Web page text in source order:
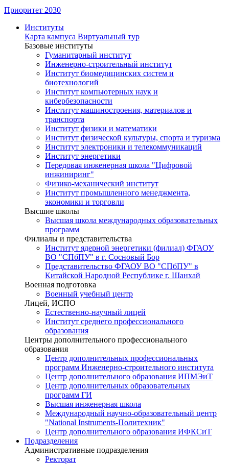
Приоритет 2030
Институты
Карта кампуса Виртуальный тур
Базовые институты
Гуманитарный институт
Инженерно-строительный институт
Институт биомедицинских систем и
биотехнологий
Институт компьютерных наук и
кибербезопасности
Институт машиностроения, материалов и
транспорта
Институт физики и математики
Институт физической культуры, спорта и туризма
Институт электроники и телекоммуникаций
Институт энергетики
Передовая инженерная школа "Цифровой
инжиниринг"
Физико-механический институт
Институт промышленного менеджмента,
экономики и торговли
Высшие школы
Высшая школа международных образовательных
программ
Филиалы и представительства
Институт ядерной энергетики (филиал) ФГАОУ
ВО "СПбПУ" в г. Сосновый Бор
Представительство ФГАОУ ВО "СПбПУ" в
Китайской Народной Республике г. Шанхай
Военная подготовка
Военный учебный центр
Лицей, ИСПО
Естественно-научный лицей
Институт среднего профессионального
образования
Центры дополнительного профессионального
образования
Центр дополнительных профессиональных
программ Инженерно-строительного института
Центр дополнительного образования ИПМЭиТ
Центр дополнительных образовательных
программ ГИ
Высшая инженерная школа
Международный научно-образовательный центр
"National Instruments-Политехник"
Центр дополнительного образования ИФКСиТ
Подразделения
Административные подразделения
Ректорат